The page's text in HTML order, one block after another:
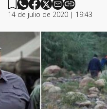
14 de julio de 2020 | 19:43